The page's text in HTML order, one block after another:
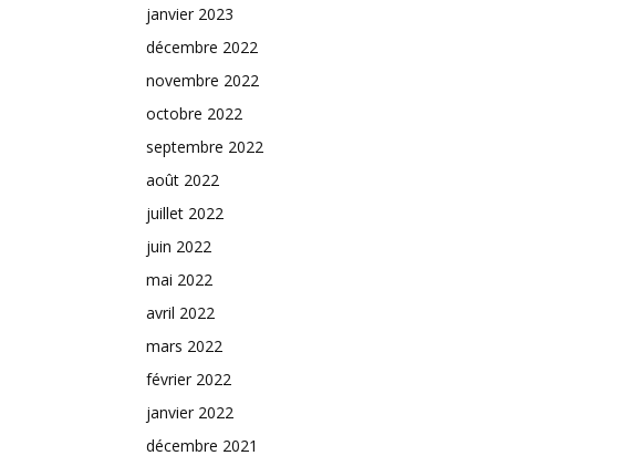
janvier 2023
décembre 2022
novembre 2022
octobre 2022
septembre 2022
août 2022
juillet 2022
juin 2022
mai 2022
avril 2022
mars 2022
février 2022
janvier 2022
décembre 2021